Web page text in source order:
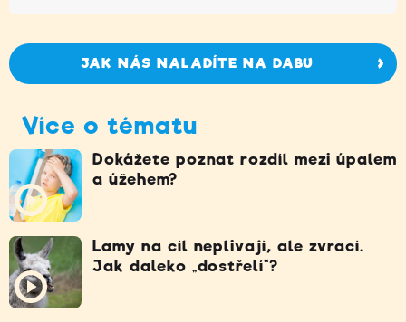
JAK NÁS NALADÍTE NA DABU
Více o tématu
Dokážete poznat rozdíl mezi úpalem
a úžehem?
Lamy na cíl neplivají, ale zvrací.
Jak daleko „dostřelí“?